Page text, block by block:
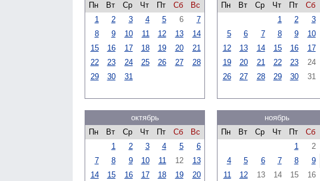
Пн
Вт Ср Чт Пт Сб
Вс
1
2 3 4 5 6
7
8
9 10 11 12 13
14
15
16 17 18 19 20
21
22
23 24 25 26 27
28
29
30 31
Пн
Вт Ср Чт Пт Сб
1
2 3
5
6 7 8 9 10
12
13 14 15 16 17
19
20 21 22 23 24
26
27 28 29 30 31
октябрь
Пн
Вт Ср Чт Пт Сб
Вс
1
2 3 4 5
6
7
8 9 10 11 12
13
14
15 16 17 18 19
20
ноябрь
Пн
Вт Ср Чт Пт Сб
1
2
4
5 6 7 8 9
11
12 13 14 15 16